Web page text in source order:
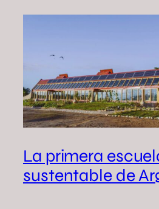
La primera
sustentable de